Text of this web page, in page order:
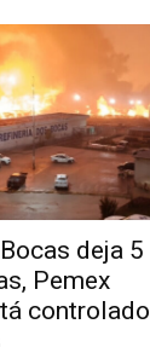
deja 5
Pemex
controlado